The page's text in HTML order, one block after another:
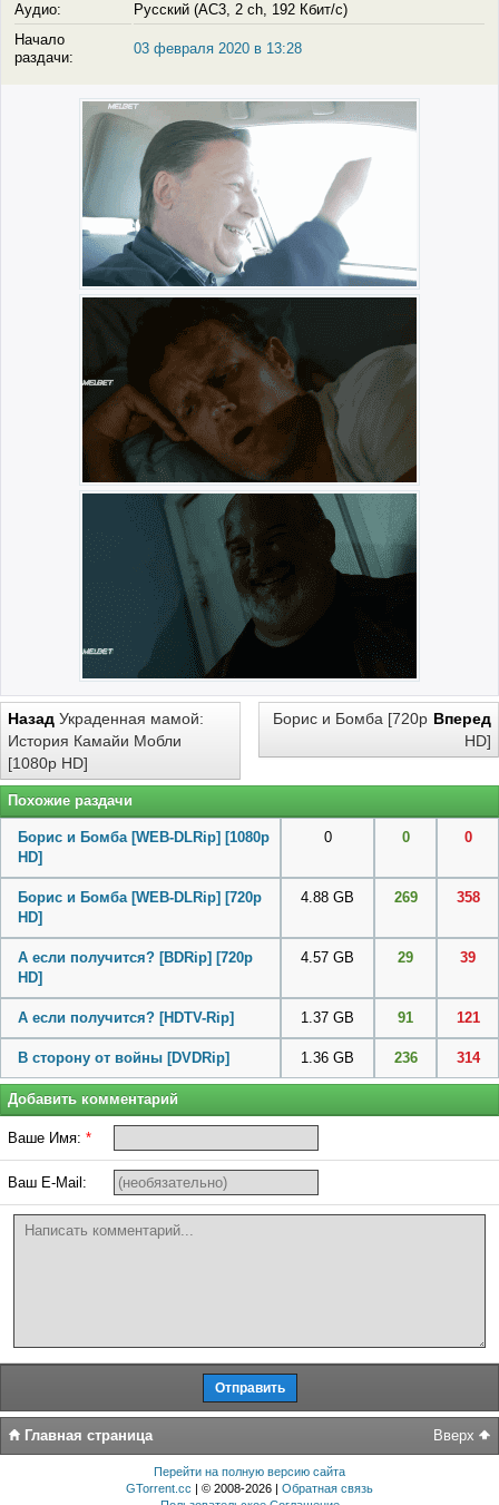
Аудио:
Русский (AC3, 2 ch, 192 Кбит/с)
Начало
раздачи:
03 февраля 2020 в 13:28
Назад Украденная мамой:
История Камайи Мобли
[1080p HD]
Вперед
Борис и Бомба [720p
HD]
Похожие раздачи
Борис и Бомба [WEB-DLRip] [1080p
HD]
0 0 0
Борис и Бомба [WEB-DLRip] [720p
HD]
4.88 GB 269 358
А если получится? [BDRip] [720p
HD]
4.57 GB 29 39
А если получится? [HDTV-Rip] 1.37 GB 91 121
В сторону от войны [DVDRip] 1.36 GB 236 314
Добавить комментарий
Ваше Имя: *
Ваш E-Mail:
Вверх
Главная страница
Перейти на полную версию сайта
GTorrent.cc | © 2008-2026 | Обратная связь